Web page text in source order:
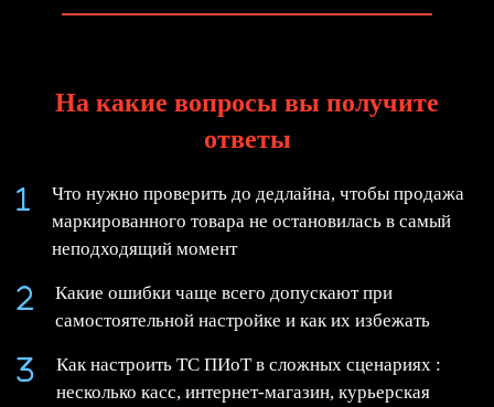
На какие вопросы вы получите
ответы
Что нужно проверить до дедлайна, чтобы продажа
маркированного товара не остановилась в самый
неподходящий момент
Какие ошибки чаще всего допускают при
самостоятельной настройке и как их избежать
Как настроить ТС ПИоТ в сложных сценариях :
несколько касс, интернет-магазин, курьерская